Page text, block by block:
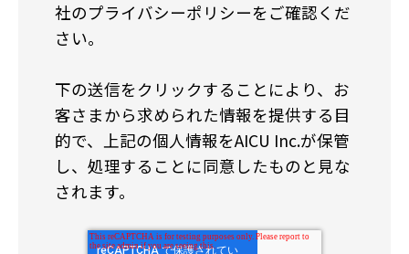
社のプライバシーポリシーをご確認くだ
さい。
下の送信をクリックすることにより、お
客さまから求められた情報を提供する目
的で、上記の個人情報をAICU Inc.が保管
し、処理することに同意したものと見な
されます。